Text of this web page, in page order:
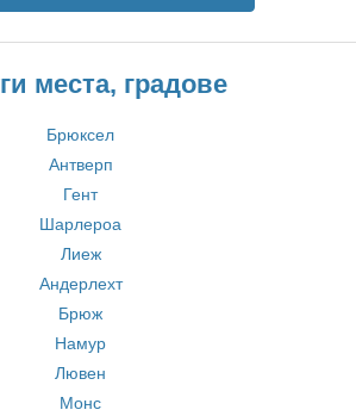
места, градове
Брюксел
Антверп
Гент
Шарлероа
Лиеж
Андерлехт
Брюж
Намур
Лювен
Монс